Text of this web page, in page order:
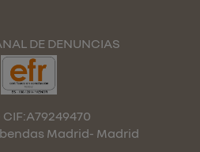
DE DENUNCIAS
CIF:A79249470
Madrid- Madrid